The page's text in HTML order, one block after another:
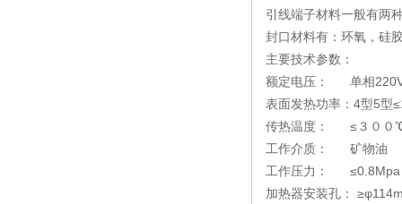
引线端子材料一般有两
封口材料有：环氧，硅
主要技术参数：
额定电压： 单相
表面发热功率：4型5
传热温度： ≤３００
工作介质： 矿物油
工作压力： ≤0.8Mpa
加热器安装孔：